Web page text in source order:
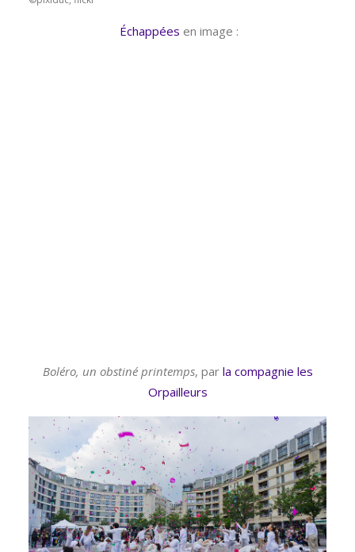
Échappées en image :
Boléro, un obstiné printemps, par la compagnie les
Orpailleurs